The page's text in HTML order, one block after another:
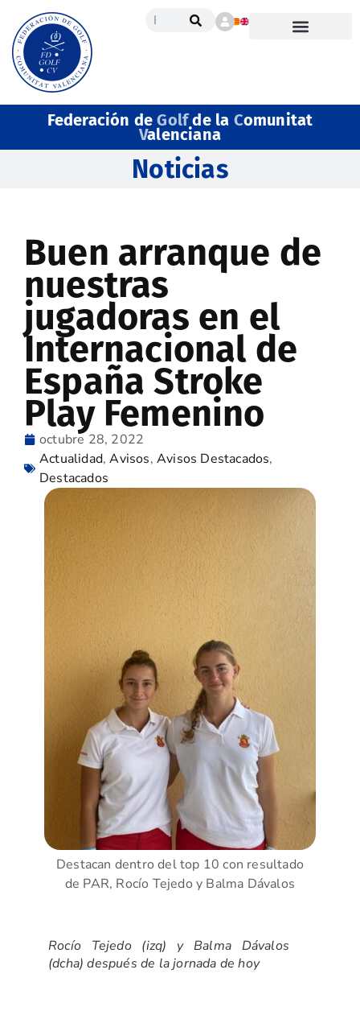
Federación deGolfde la Comunitat
Valenciana
Noticias
Buen arranque de
nuestras
jugadoras en el
Internacional de
España Stroke
Play Femenino
octubre 28, 2022
Actualidad,Avisos,Avisos Destacados,
Destacados
Destacan dentro del top 10 con resultado
de PAR, Rocío Tejedo y Balma Dávalos
Rocío Tejedo (izq) y Balma Dávalos
(dcha) después de la jornada de hoy